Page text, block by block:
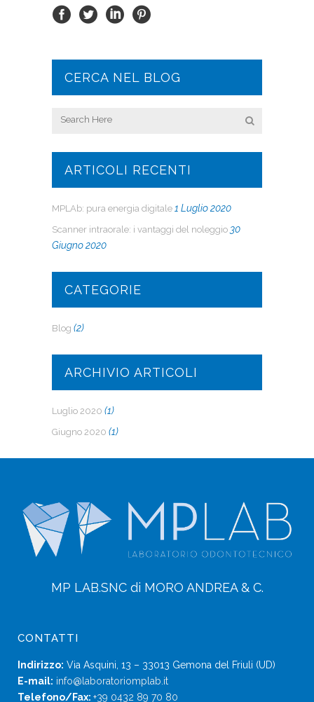
CERCA NEL BLOG
ARTICOLI RECENTI
MPLAb: pura energia digitale 1 Luglio 2020
Scanner intraorale: i vantaggi del noleggio 30
Giugno 2020
CATEGORIE
Blog (2)
ARCHIVIO ARTICOLI
Luglio 2020 (1)
Giugno 2020 (1)
MP LAB.SNC di MORO ANDREA & C.
CONTATTI
Indirizzo: Via Asquini, 13 – 33013 Gemona del Friuli (UD)
E-mail: info@laboratoriomplab.it
Telefono/Fax: +39 0432 89 70 80